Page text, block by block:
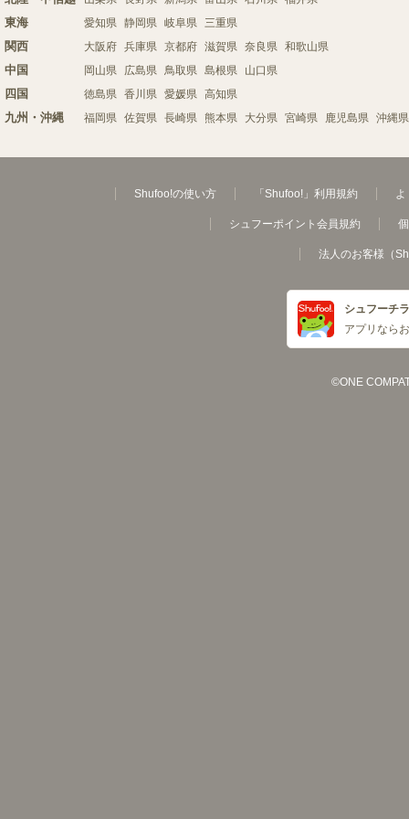
東海 愛知県 静岡県 岐阜県 三重県
関西 大阪府 兵庫県 京都府 滋賀県 奈良県 和歌山県
中国 岡山県 広島県 鳥取県 島根県 山口県
四国 徳島県 香川県 愛媛県 高知県
九州・沖縄 福岡県 佐賀県 長崎県 熊本県 大分県 宮崎県 鹿児島県 沖縄県
Shufoo!の使い方 「Shufoo!」利用規約 よ
シュフーポイント会員規約
法人のお客様（
シュフーチ
アプリなら
©ONE